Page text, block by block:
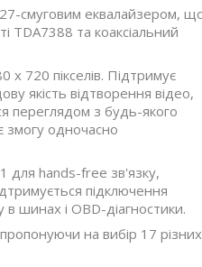
смуговим еквалайзером,
TDA7388 та коаксіальний
720 пікселів. Підтримує
якість відтворення відео,
переглядом з будь-якого
змогу одночасно
для hands-free зв'язку,
підключення
шинах і OBD-діагностики.
на вибір 17 різних